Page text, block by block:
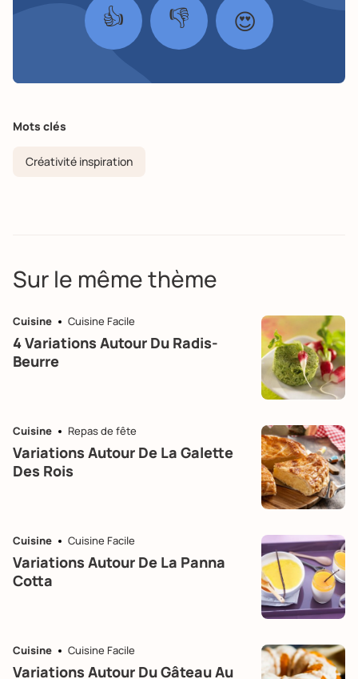
👍 👎 😍
Mots clés
Créativité inspiration
Sur le même thème
Cuisine Cuisine Facile
4 Variations Autour Du Radis-
Beurre
Cuisine Repas de fête
Variations Autour De La Galette
Des Rois
Cuisine Cuisine Facile
Variations Autour De La Panna
Cotta
Cuisine Cuisine Facile
Variations Autour Du Gâteau Au